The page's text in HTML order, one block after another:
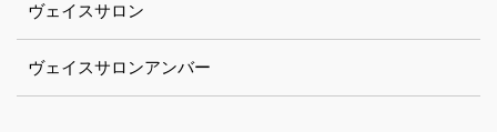
ヴェイスサロン
ヴェイスサロンアンバー